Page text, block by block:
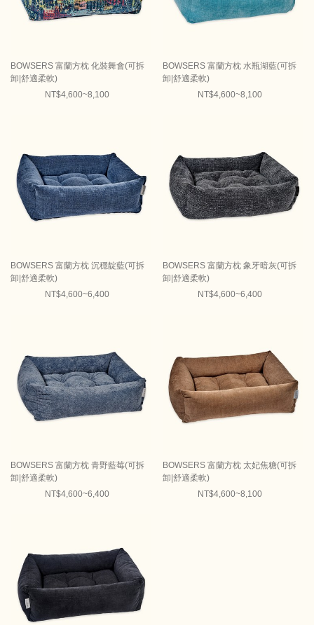
BOWSERS 富蘭方枕 化裝舞會(可拆
卸|舒適柔軟)
NT$4,600~8,100
BOWSERS 富蘭方枕 水瓶湖藍(可拆
卸|舒適柔軟)
NT$4,600~8,100
BOWSERS 富蘭方枕 沉穩靛藍(可拆
卸|舒適柔軟)
NT$4,600~6,400
BOWSERS 富蘭方枕 象牙暗灰(可拆
卸|舒適柔軟)
NT$4,600~6,400
BOWSERS 富蘭方枕 青野藍莓(可拆
卸|舒適柔軟)
NT$4,600~6,400
BOWSERS 富蘭方枕 太妃焦糖(可拆
卸|舒適柔軟)
NT$4,600~8,100